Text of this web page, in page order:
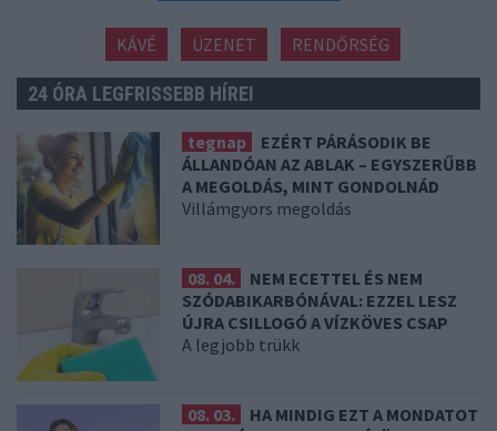
KÁVÉ ÜZENET RENDŐRSÉG
24 ÓRA LEGFRISSEBB HÍREI
tegnap
EZÉRT PÁRÁSODIK BE
ÁLLANDÓAN AZ ABLAK – EGYSZERŰBB
A MEGOLDÁS, MINT GONDOLNÁD
Villámgyors megoldás
08. 04.
NEM ECETTEL ÉS NEM
SZÓDABIKARBÓNÁVAL: EZZEL LESZ
ÚJRA CSILLOGÓ A VÍZKÖVES CSAP
A legjobb trükk
08. 03.
HA MINDIG EZT A MONDATOT